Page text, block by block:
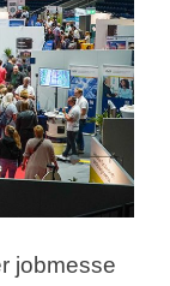
jobmesse